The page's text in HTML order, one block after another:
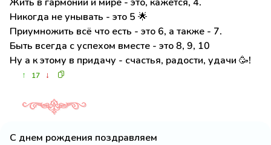
Никогда не унывать - это 5 🌟
Приумножить всё что есть - это 6, а также - 7.
Быть всегда с успехом вместе - это 8, 9, 10
Ну а к этому в придачу - счастья, радости, удачи 🥳!
↑ 17 ↓
С днем рождения поздравляем